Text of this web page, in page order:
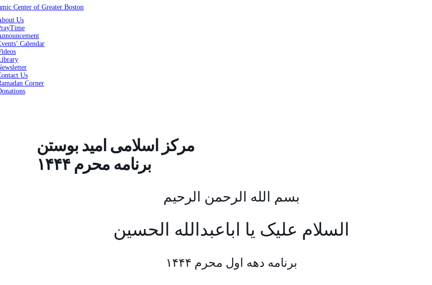
Us
Calendar
Us
Corner
مرکز اسلامی امید بوستن
برنامه محرم ۱۴۴۴
بسم الله الرحمن الرحیم
السلام علیک یا اباعبدالله الحسین
برنامه دهه اول محرم ۱۴۴۴